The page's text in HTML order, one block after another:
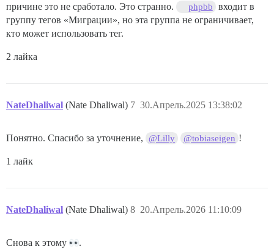
причине это не сработало. Это странно.
phpbb
входит в
группу тегов «Миграции», но эта группа не ограничивает,
кто может использовать тег.
2 лайка
NateDhaliwal (Nate Dhaliwal) 30.Апрель.2025 13:38:02
7
Понятно. Спасибо за уточнение, @Lilly @tobiaseigen !
1 лайк
NateDhaliwal (Nate Dhaliwal) 20.Апрель.2026 11:10:09
8
Снова к этому .